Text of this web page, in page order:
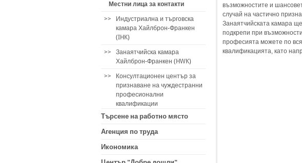
Местни лица за контакти
>>
Индустриална и търговска
камара Хайлброн-Франкен
(IHK)
>>
Занаятчийска камара
Хайлброн-Франкен (HWK)
>>
Консултационен център за
признаване на чуждестранни
професионални
квалификации
Търсене на работно място
Агенция по труда
Икономика
възможностите и
случай на частично
Занаятчийската камара
подкрепи при
професията можете по
квалификацията, като